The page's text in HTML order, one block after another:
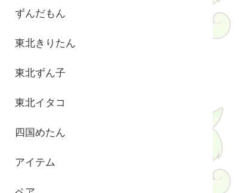
ずんだもん
東北きりたん
東北ずん子
東北イタコ
四国めたん
アイテム